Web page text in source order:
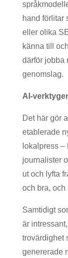
hand förlitar
eller olika
känna till
därför jobba
genomslag.
AI-
Det här gör
etablerade
lokalpress
journalister
ut och lyfta
och bra, och
Samtidigt
är
trovärdighet
genererade